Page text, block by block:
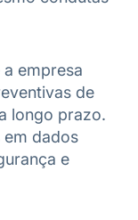
empresa
de
longo prazo.
em dados
e